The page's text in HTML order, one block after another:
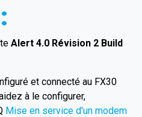
Alert 4.0 Révision 2 Build
et connecté au FX30
à le configurer,
Mise en service d'un modem